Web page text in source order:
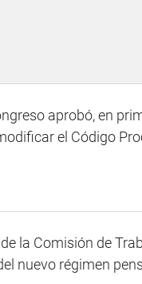
aprobó, en
el Código
la Comisión de
nuevo régimen